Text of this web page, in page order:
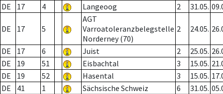
DE
17 4 Langeoog 2 31.05.
DE 17 5
AGT
Varroatoleranzbelegstelle
Norderney (70)
2 24.05.
DE 17 6 Juist 2 25.05.
DE
19 51 Eisbachtal 3 15.05.
DE
19 52 Hasental 3 15.05.
DE
41 1 Sächsische Schweiz 6 31.05.